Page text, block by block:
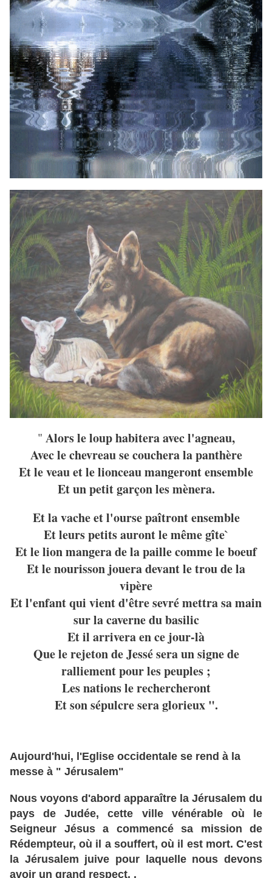
" Alors le loup habitera avec l'agneau,
Avec le chevreau se couchera la panthère
Et le veau et le lionceau mangeront ensemble
Et un petit garçon les mènera.
Et la vache et l'ourse paîtront ensemble
Et leurs petits auront le même gîte`
Et le lion mangera de la paille comme le boeuf
Et le nourisson jouera devant le trou de la
vipère
Et l'enfant qui vient d'être sevré mettra sa main
sur la caverne du basilic
Et il arrivera en ce jour-là
Que le rejeton de Jessé sera un signe de
ralliement pour les peuples ;
Les nations le rechercheront
Et son sépulcre sera glorieux ".
Aujourd'hui, l'Eglise occidentale se rend à la
messe à " Jérusalem"
Nous voyons d'abord apparaître la Jérusalem du
pays de Judée, cette ville vénérable où le
Seigneur Jésus a commencé sa mission de
Rédempteur, où il a souffert, où il est mort. C'est
la Jérusalem juive pour laquelle nous devons
avoir un grand respect. .